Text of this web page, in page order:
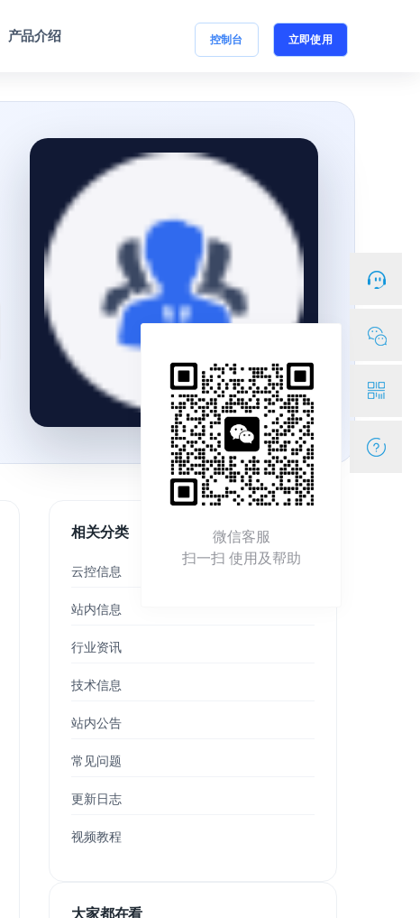
产品介绍 控制台 立即使用
相关分类
云控信息
站内信息
行业资讯
技术信息
站内公告
常见问题
更新日志
视频教程
大家都在看
微信客服
扫一扫 使用及帮助